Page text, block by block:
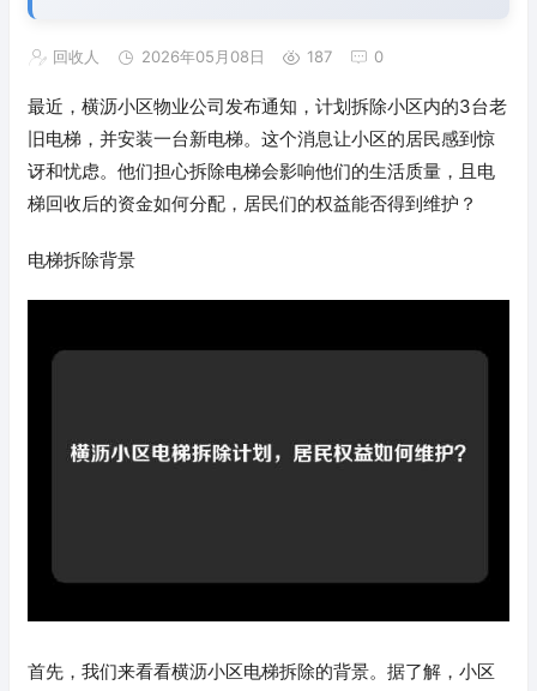
回收人 2026年05月08日 187 0
最近，横沥小区物业公司发布通知，计划拆除小区内的3台老
旧电梯，并安装一台新电梯。这个消息让小区的居民感到惊
讶和忧虑。他们担心拆除电梯会影响他们的生活质量，且电
梯回收后的资金如何分配，居民们的权益能否得到维护？
电梯拆除背景
首先，我们来看看横沥小区电梯拆除的背景。据了解，小区